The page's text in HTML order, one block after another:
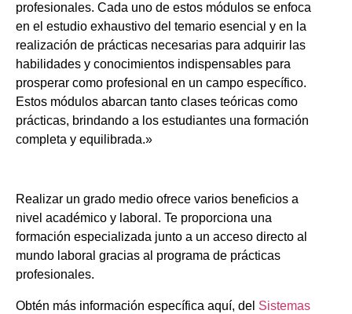
profesionales. Cada uno de estos módulos se enfoca
en el estudio exhaustivo del temario esencial y en la
realización de prácticas necesarias para adquirir las
habilidades y conocimientos indispensables para
prosperar como profesional en un campo específico.
Estos módulos abarcan tanto clases teóricas como
prácticas, brindando a los estudiantes una formación
completa y equilibrada.»
Realizar un grado medio ofrece varios beneficios a
nivel académico y laboral. Te proporciona una
formación especializada junto a un acceso directo al
mundo laboral gracias al programa de prácticas
profesionales.
Obtén más información específica aquí, del Sistemas